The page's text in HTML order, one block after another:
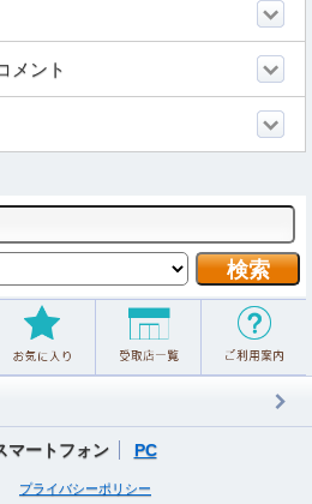
メント
マートフォン PC
プライバシーポリシー